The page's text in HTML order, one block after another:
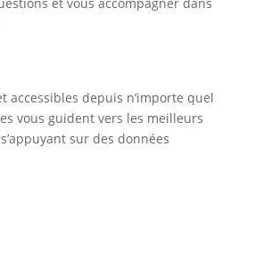
et vous accompagner dans
accessibles depuis n’importe quel
vous guident vers les meilleurs
sur des données